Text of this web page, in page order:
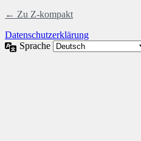
← Zu Z-kompakt
Datenschutzerklärung
Sprache